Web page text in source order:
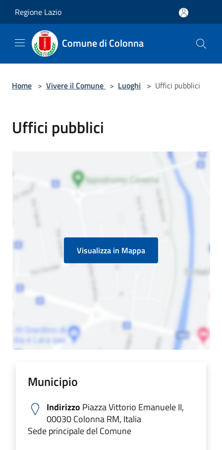
Regione Lazio
Comune di Colonna
Home > Vivere il Comune > Luoghi > Uffici pubblici
Uffici pubblici
Visualizza in Mappa
Municipio
Indirizzo Piazza Vittorio Emanuele II,
00030 Colonna RM, Italia
Sede principale del Comune